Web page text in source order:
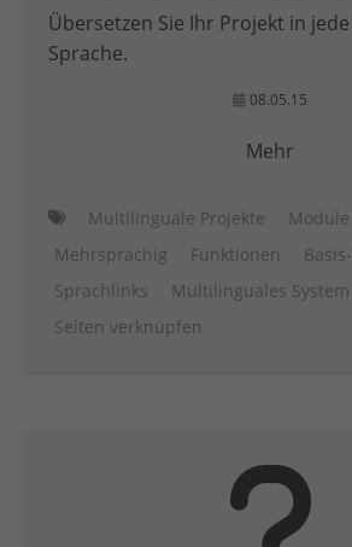
Übersetzen Sie Ihr Projekt in
Sprache.
08.05.15
Mehr
Multilinguale Projekte
Module
Mehrsprachig
Funktionen
Sprachlinks
Multilinguales System
Seiten verknüpfen